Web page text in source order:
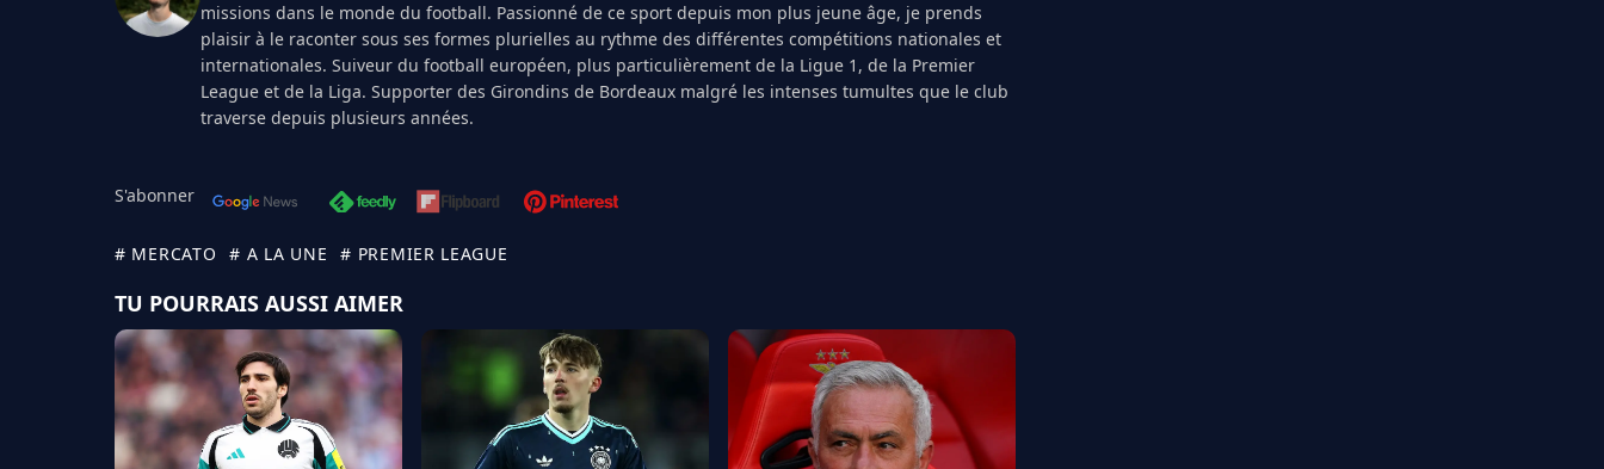
missions dans le monde du football. Passionné de ce sport depuis mon plus jeune âge, je prends
plaisir à le raconter sous ses formes plurielles au rythme des différentes compétitions nationales et
internationales. Suiveur du football européen, plus particulièrement de la Ligue 1, de la Premier
League et de la Liga. Supporter des Girondins de Bordeaux malgré les intenses tumultes que le club
traverse depuis plusieurs années.
S'abonner
# MERCATO # A LA UNE # PREMIER LEAGUE
TU POURRAIS AUSSI AIMER